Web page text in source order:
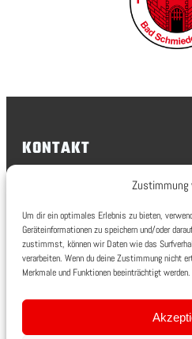
Zustimmung
Um dir ein optimales Erlebnis zu bieten,
Geräteinformationen zu speichern und/oder
zustimmst, können wir Daten wie das
verarbeiten. Wenn du deine Zustimmung nicht
Merkmale und Funktionen beeinträchtigt werden.
KONTAKT
FSV Rot-Weiß Bad Schmiedeberg
Weberweg 19, 06905 Bad
IMPRESSUM
FSV Rot-Weiß Bad Schmiedeberg
Amtsgericht Stendal, VR 30203
Finanzamt Wittenberg, Steuer-